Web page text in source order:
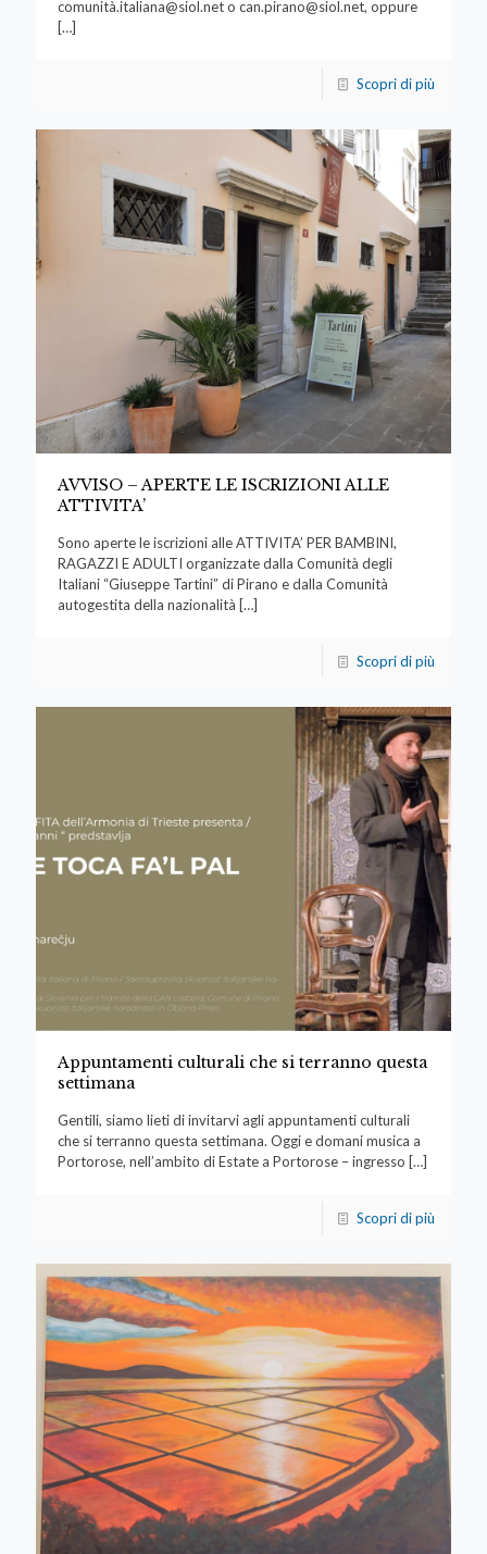
comunità.italiana@siol.neto can.pirano@siol.net, oppure
[…]
Scopri di più
AVVISO – APERTE LE ISCRIZIONI ALLE
ATTIVITA’
Sono aperte le iscrizioni alle ATTIVITA’ PER BAMBINI,
RAGAZZI E ADULTI organizzate dalla Comunità degli
Italiani “Giuseppe Tartini” di Pirano e dalla Comunità
autogestita della nazionalità […]
Scopri di più
Appuntamenti culturali che si terranno questa
settimana
Gentili, siamo lieti di invitarvi agli appuntamenti culturali
che si terranno questa settimana. Oggi e domani musica a
Portorose, nell’ambito di Estate a Portorose – ingresso […]
Scopri di più